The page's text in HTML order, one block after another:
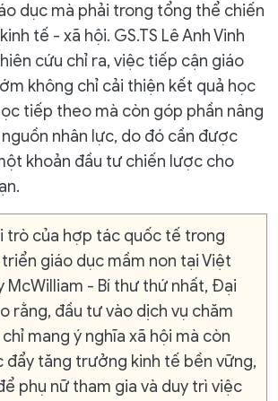
dục mà phải trong tổng thể chiến
tế - xã hội. GS.TS Lê Anh Vinh
cứu chỉ ra, việc tiếp cận giáo
không chỉ cải thiện kết quả học
tiếp theo mà còn góp phần nâng
nhân lực, do đó cần được
khoản đầu tư chiến lược cho
trò của hợp tác quốc tế trong
giáo dục mầm non tại Việt
McWilliam - Bí thư thứ nhất, Đại
rằng, đầu tư vào dịch vụ chăm
mang ý nghĩa xã hội mà còn
đẩy tăng trưởng kinh tế bền vững,
phụ nữ tham gia và duy trì việc